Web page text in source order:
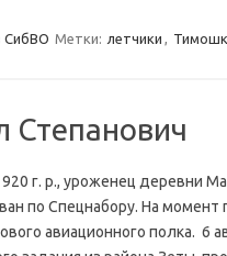
СибВО Метки: летчики ,
Степанович
г. р., уроженец деревни
по Спецнабору. На
авиационного полка. 6